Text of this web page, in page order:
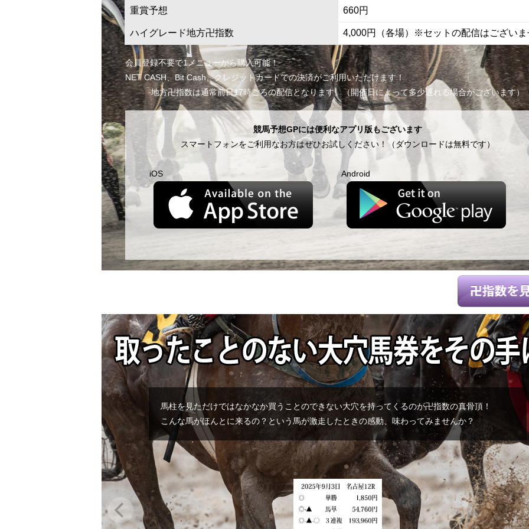
重賞予想 660円
ハイグレード地方卍指数 4,000円（各場）※セットの配信はございま
会員登録不要で1メニューから購入可能！
NET CASH、Bit Cash、クレジットカードでの決済がご利用いただけます！
地方卍指数は通常前日17時ごろの配信となります。（開催日によって多少遅れる場合がございます）
競馬予想GPには便利なアプリ版もございます
スマートフォンをご利用なお方はぜひお試しください！（ダウンロードは無料です）
iOS Android
馬柱を見ただけではなかなか買うことのできない大穴を持ってくるのが卍指数の真骨頂！
こんな馬がほんとに来るの？という馬が激走したときの感動、味わってみませんか？